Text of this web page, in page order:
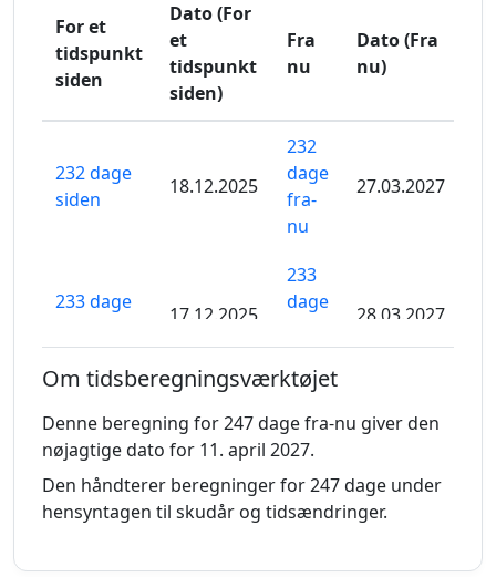
For et
tidspunkt
siden
Dato (For
et
tidspunkt
siden)
Fra
nu
Dato (Fra
nu)
232 dage
siden
18.12.2025
232
dage
fra-
nu
27.03.2027
233 dage
17.12.2025
233
dage
nu
28.03.2027
234 dage
siden
16.12.2025
dage
fra-
nu
15.12.2025 30.03.2027
Om tidsberegningsværktøjet
Denne beregning for 247 dage fra-nu giver den
nøjagtige dato for 11. april 2027.
Den håndterer beregninger for 247 dage under
hensyntagen til skudår og tidsændringer.